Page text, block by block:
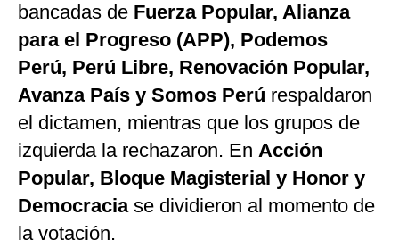
bancadas de Fuerza Popular, Alianza
para el Progreso (APP), Podemos
Perú, Perú Libre, Renovación Popular,
Avanza País y Somos Perú respaldaron
el dictamen, mientras que los grupos de
izquierda la rechazaron. En Acción
Popular, Bloque Magisterial y Honor y
Democraciase dividieron al momento de
la votación.